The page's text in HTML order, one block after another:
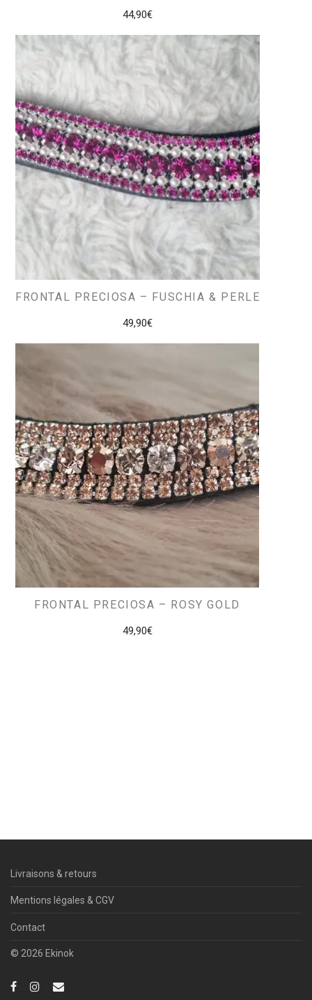
44,90€
FRONTAL PRECIOSA – FUSCHIA & PERLE
49,90€
FRONTAL PRECIOSA – ROSY GOLD
49,90€
Livraisons & retours
Mentions légales & CGV
Contact
© 2026 Ekinok